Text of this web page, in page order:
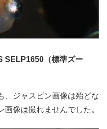
SELP1650（標準ズー
、ジャスピン画像は殆どな
画像は撮れませんでした。